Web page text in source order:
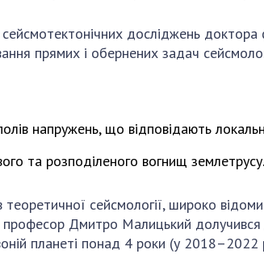
сейсмотектонічних досліджень
прямих і обернених задач
напружень, що відповідають
та розподіленого вогнищ землетрусу.
сейсмології, широко
Дмитро Малицький долучився
планеті понад 4 роки (у